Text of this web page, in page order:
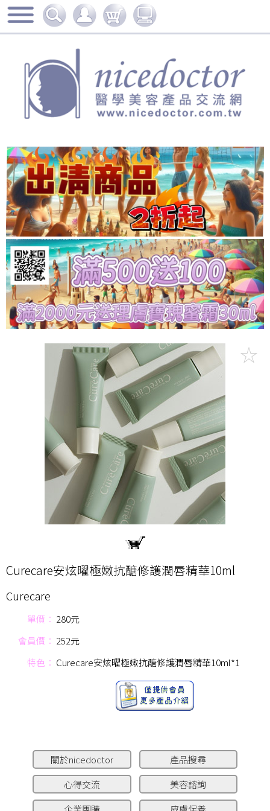
Curecare安炫曜極嫩抗醣修護潤唇精華10ml
Curecare
單價： 280元
會員價： 252元
特色： Curecare安炫曜極嫩抗醣修護潤唇精華10ml*1
關於nicedoctor
產品搜尋
心得交流
美容諮詢